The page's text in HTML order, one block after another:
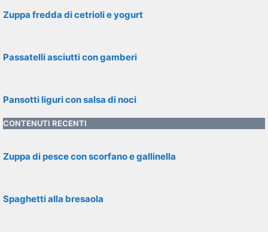
Zuppa fredda di cetrioli e yogurt
Passatelli asciutti con gamberi
Pansotti liguri con salsa di noci
CONTENUTI RECENTI
Zuppa di pesce con scorfano e gallinella
Spaghetti alla bresaola